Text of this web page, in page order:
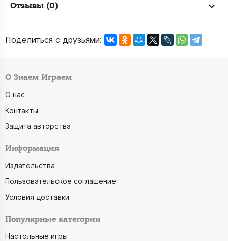
Отзывы (0)
Поделиться с друзьями:
О Знаем Играем
О нас
Контакты
Защита авторства
Информация
Издательства
Пользовательское соглашение
Условия доставки
Популярные категории
Настольные игры